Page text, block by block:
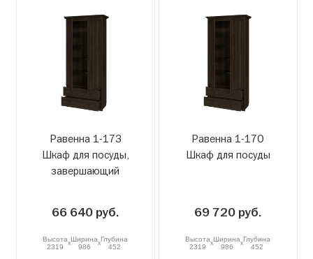
Равенна 1-17З
Шкаф для посуды,
завершающий
66 640 руб.
Высота
2319
xШирина
986
xГлубина
452
Равенна 1-17О
Шкаф для посуды
69 720 руб.
Высота
2319
xШирина
986
xГлубина
452